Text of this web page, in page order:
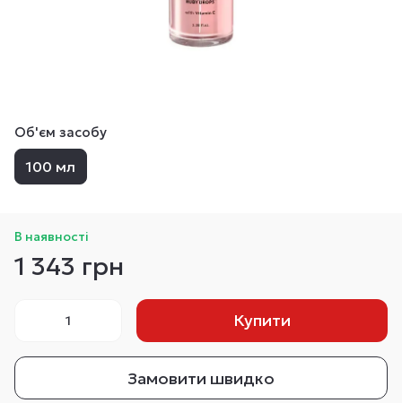
Об'єм засобу
100 мл
В наявності
1 343 грн
Купити
Замовити швидко